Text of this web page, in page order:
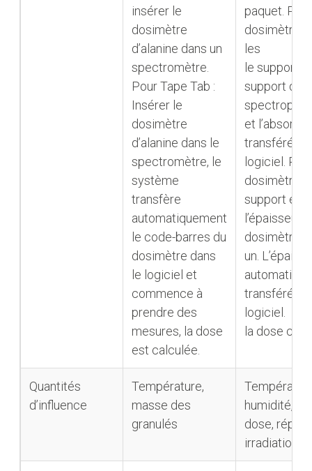
insérer le
dosimètre
d’alanine dans un
spectromètre.
Pour Tape Tab :
Insérer le
dosimètre
d’alanine dans le
spectromètre, le
système
transfère
automatiquement
le code-barres du
dosimètre dans
le logiciel et
commence à
prendre des
mesures, la dose
est calculée.
paquet.
dosimètres
les
le support.
support
et
transférée
logiciel.
dosimètres
support et
l’épaisseur
dosimètres,
un.
transférée
logiciel.
la dose
Quantités
d’influence
Température,
masse des
granulés
humidité,
dose,
irradiation